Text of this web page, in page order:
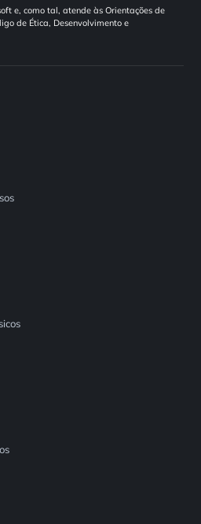
e, como tal, atende às Orientações de
de Ética, Desenvolvimento e